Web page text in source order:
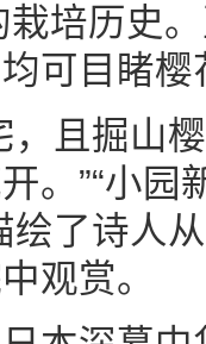
培历史
可目睹
，且掘山
。”“小园
绘了诗人
观赏。